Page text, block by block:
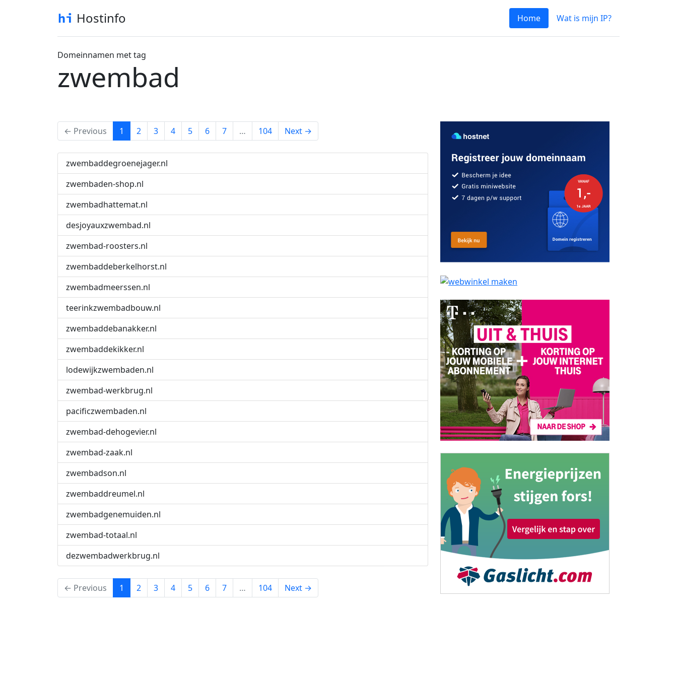
Hostinfo Home Wat is mijn IP?
Domeinnamen met tag
zwembad
← Previous 1 (current)
2 3 4 5 6 7 … 104 Next →
zwembaddegroenejager.nl
zwembaden-shop.nl
zwembadhattemat.nl
desjoyauxzwembad.nl
zwembad-roosters.nl
zwembaddeberkelhorst.nl
zwembadmeerssen.nl
teerinkzwembadbouw.nl
zwembaddebanakker.nl
zwembaddekikker.nl
lodewijkzwembaden.nl
zwembad-werkbrug.nl
pacificzwembaden.nl
zwembad-dehogevier.nl
zwembad-zaak.nl
zwembadson.nl
zwembaddreumel.nl
zwembadgenemuiden.nl
zwembad-totaal.nl
dezwembadwerkbrug.nl
← Previous 1 (current)
2 3 4 5 6 7 … 104 Next →